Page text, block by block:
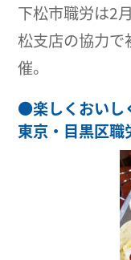
下松市職労は2
松支店の協力で
催。
●楽しくおいし
東京・目黒区職